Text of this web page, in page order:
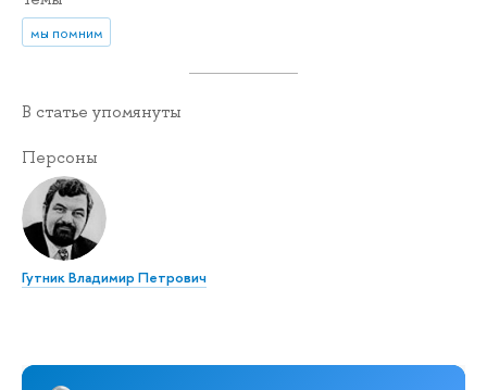
мы помним
В статье упомянуты
Персоны
Гутник Владимир Петрович